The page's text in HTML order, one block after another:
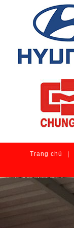
Trang chủ